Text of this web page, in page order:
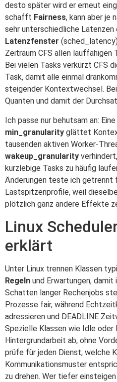
desto später wird er erneut
schafft Fairness, kann aber je
sehr unterschiedliche Latenzen
Latenzfenster
Zeitraum CFS allen lauffähigen
Bei vielen Tasks verkürzt CFS
Task, damit alle einmal
steigender Kontextwechsel.
Quanten und damit der
Ich passe nur behutsam an:
min_granularity glättet
tausenden aktiven Worker-
wakeup_granularity
kurzlebige Tasks zu häufig
Änderungen teste ich getrennt
Lastspitzenprofile, weil
plötzlich ganz andere Effekte
Linux
erklärt
Unter Linux trennen Klassen
Regeln und Erwartungen,
Schatten langer Rechenjobs
Prozesse fair, während
adressieren und DEADLINE
Spezielle Klassen wie Idle oder
Hintergrundarbeit ab, ohne
prüfe für jeden Dienst, welche
Kommunikationsmuster
zu drehen. Wer tiefer